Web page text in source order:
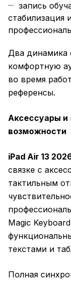
запись
стабилизация
Два динамика
комфортную
во время
референсы.
Аксессуары
возможности
iPad Air 13
связке с
тактильным
Magic
текстами и
Полная